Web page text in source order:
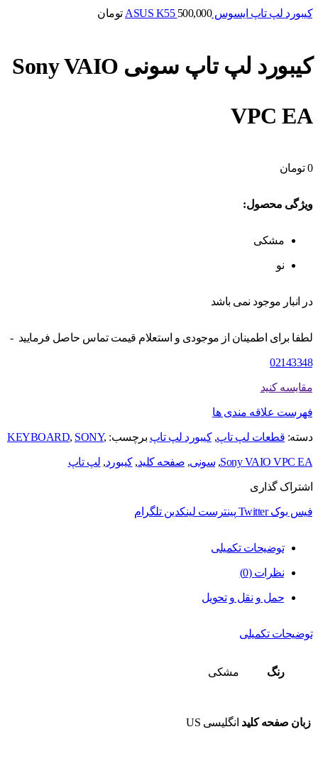
کیبورد لپ تاپ ایسوس ASUS K55500,000 تومان
کیبورد لپ تاپ سونی Sony VAIO
VPC EA
0 تومان
ویژگی محصول:
مشکی
نو
در انبار موجود نمی باشد
لطفا برای اطمینان از موجودی و استعلام قیمت تماس حاصل فرمایید -
02143348
مقایسه کنید
فهرست علاقه مندی ها
دسته: قطعات لپ تاپ, کیبورد لپ تاپ برچسب: KEYBOARD, SONY,
Sony VAIO VPC EA
, سونی, صفحه کلید, کیبورد, لپ تاپ
اشتراک گذاری
فیس بوک Twitter پینترست لینکدین تلگرام
توضیحات تکمیلی
نظرات (0)
حمل و نقل و تحویل
توضیحات تکمیلی
رنگ مشکی
زبان صفحه کلید انگلیسی US